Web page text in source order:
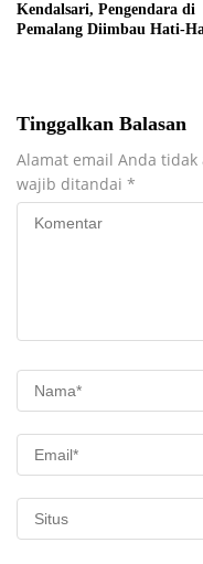
Kendalsari, Pengendara di
Pemalang Diimbau Hati-
Tinggalkan Balasan
Alamat email Anda
wajib ditandai *